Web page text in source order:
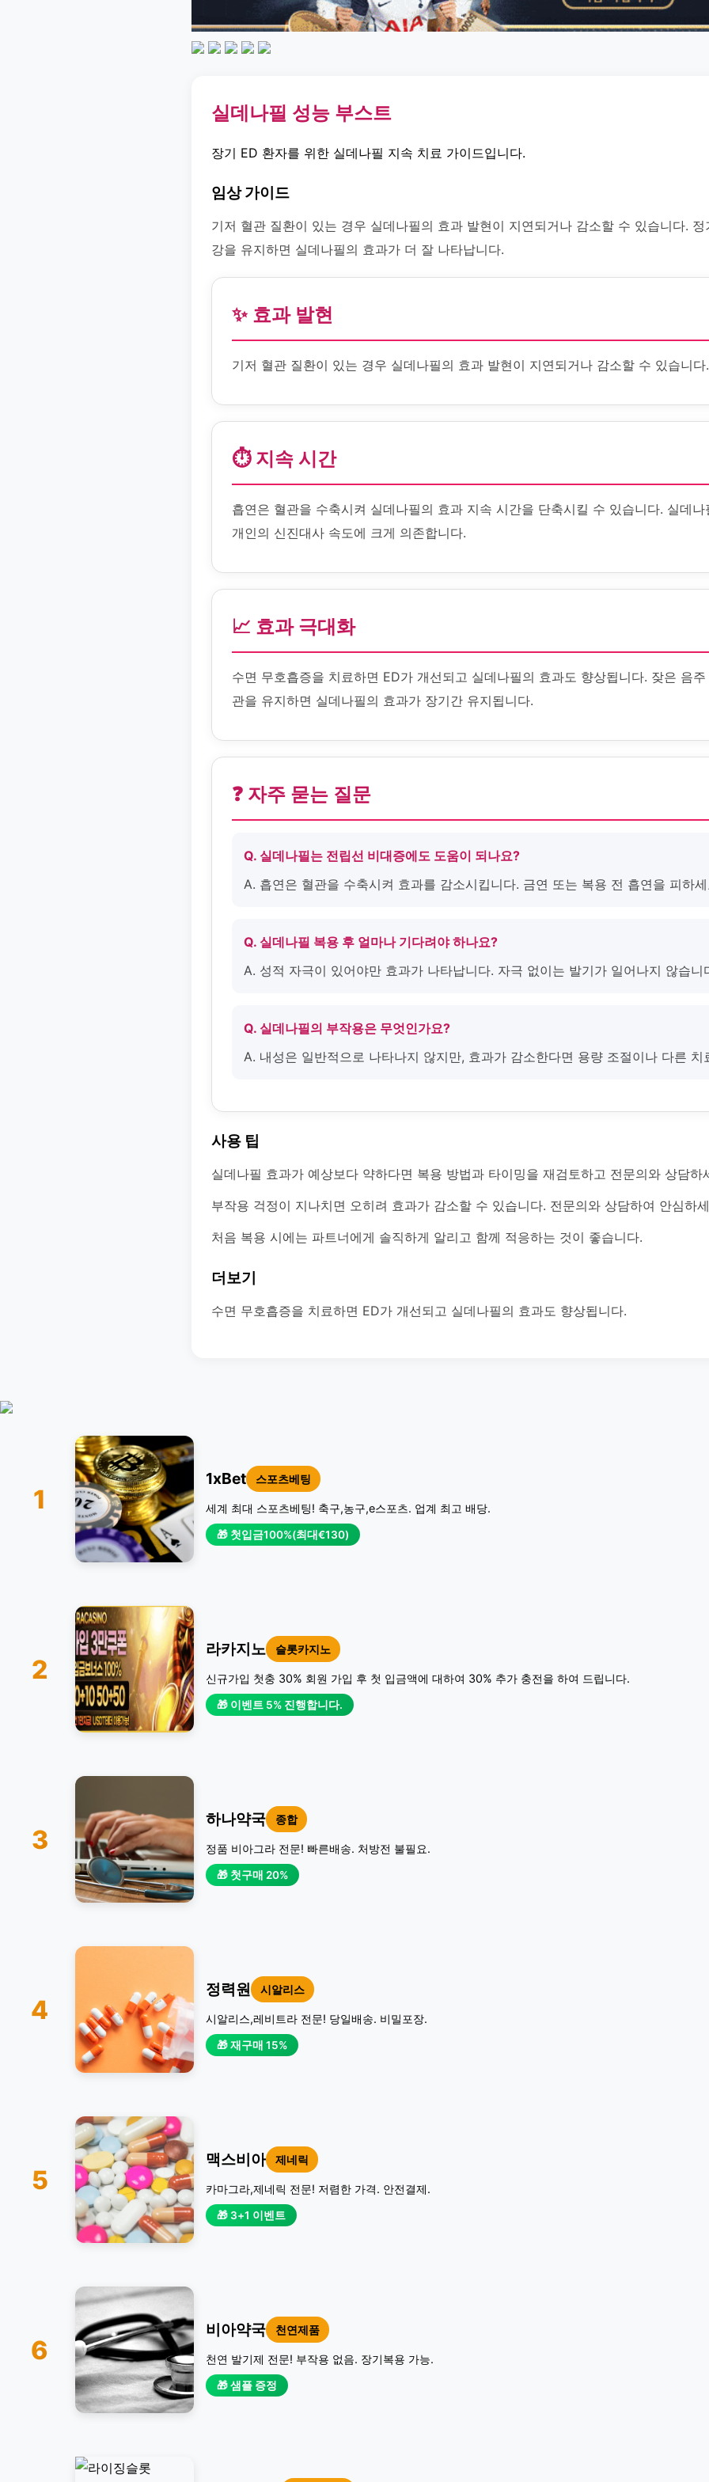
실데나필 성능 부스트
장기 ED 환자를 위한 실데나필 지속 치료 가이드입니다.
임상 가이드
기저 혈관 질환이 있는 경우 실데나필의 효과 발현이 지연되거나 감소할 수 있습니다.
강을 유지하면 실데나필의 효과가 더 잘 나타납니다.
✨ 효과 발현
기저 혈관 질환이 있는 경우 실데나필의 효과 발현이 지연되거나 감소할 수 있습니다.
⏱️ 지속 시간
흡연은 혈관을 수축시켜 실데나필의 효과 지속 시간을 단축시킬 수 있습니다. 실데
개인의 신진대사 속도에 크게 의존합니다.
📈 효과 극대화
수면 무호흡증을 치료하면 ED가 개선되고 실데나필의 효과도 향상됩니다. 잦은 음
관을 유지하면 실데나필의 효과가 장기간 유지됩니다.
❓ 자주 묻는 질문
Q. 실데나필는 전립선 비대증에도 도움이 되나요?
A. 흡연은 혈관을 수축시켜 효과를 감소시킵니다. 금연 또는 복용 전 흡연을 피하세
Q. 실데나필 복용 후 얼마나 기다려야 하나요?
A. 성적 자극이 있어야만 효과가 나타납니다. 자극 없이는 발기가 일어나지 않습니
Q. 실데나필의 부작용은 무엇인가요?
A. 내성은 일반적으로 나타나지 않지만, 효과가 감소한다면 용량 조절이나 다른 치
사용 팁
실데나필 효과가 예상보다 약하다면 복용 방법과 타이밍을 재검토하고 전문의와 상담하
부작용 걱정이 지나치면 오히려 효과가 감소할 수 있습니다. 전문의와 상담하여 안심하
처음 복용 시에는 파트너에게 솔직하게 알리고 함께 적응하는 것이 좋습니다.
더보기
수면 무호흡증을 치료하면 ED가 개선되고 실데나필의 효과도 향상됩니다.
1
1xBet 스포츠베팅
세계 최대 스포츠베팅! 축구,농구,e스포츠. 업계 최고 배당.
🎁 첫입금100%(최대€130)
2
라카지노 슬롯카지노
신규가입 첫충 30% 회원 가입 후 첫 입금액에 대하여 30% 추가 충전을 하여 드립니다.
🎁 이벤트 5% 진행합니다.
3
하나약국 종합
정품 비아그라 전문! 빠른배송. 처방전 불필요.
🎁 첫구매 20%
4
정력원 시알리스
시알리스,레비트라 전문! 당일배송. 비밀포장.
🎁 재구매 15%
5
맥스비아 제네릭
카마그라,제네릭 전문! 저렴한 가격. 안전결제.
🎁 3+1 이벤트
6
비아약국 천연제품
천연 발기제 전문! 부작용 없음. 장기복용 가능.
🎁 샘플 증정